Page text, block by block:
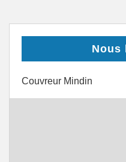
Nous
Couvreur Mindin